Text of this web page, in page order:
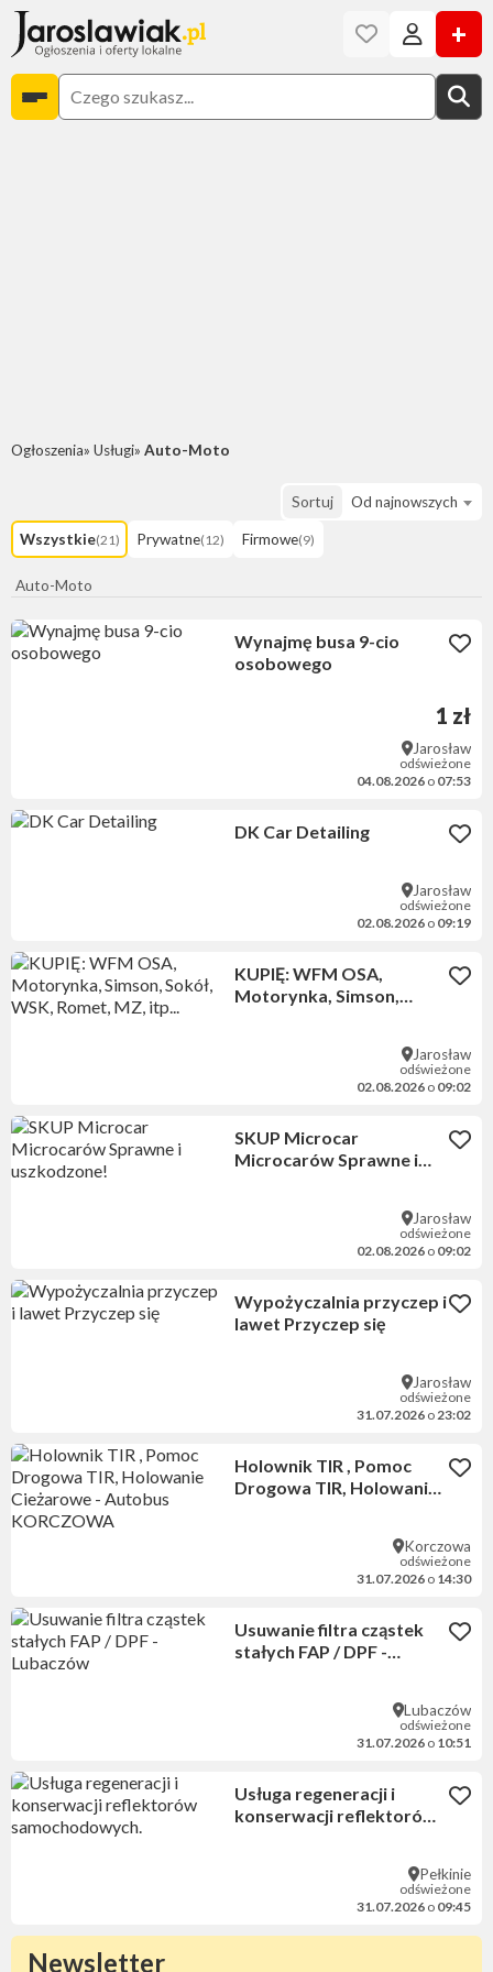
+
Ogłoszenia Usługi Auto-Moto
Sortuj Od najnowszych
Wszystkie(21) Prywatne(12) Firmowe(9)
Auto-Moto
Wynajmę busa 9-cio
osobowego
1 zł
Jarosław
odświeżone
04.08.2026 o 07:53
DK Car Detailing
Jarosław
odświeżone
02.08.2026 o 09:19
KUPIĘ: WFM OSA,
Motorynka, Simson,
Jarosław
odświeżone
02.08.2026 o 09:02
SKUP Microcar
Microcarów Sprawne i
Jarosław
odświeżone
02.08.2026 o 09:02
Wypożyczalnia przyczep i
lawet Przyczep się
Jarosław
odświeżone
31.07.2026 o23:02
Holownik TIR , Pomoc
Drogowa TIR, Holowanie
Korczowa
odświeżone
31.07.2026 o 14:30
Usuwanie filtra cząstek
stałych FAP / DPF -
Lubaczów
odświeżone
31.07.2026 o 10:51
Usługa regeneracji i
konserwacji reflektorów
Pełkinie
odświeżone
31.07.2026 o 09:45
Newsletter